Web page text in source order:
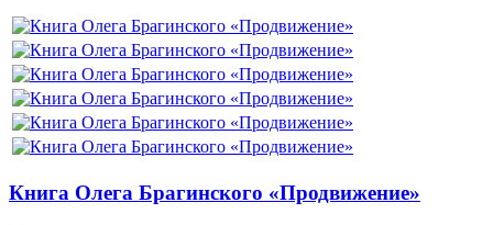
Книга Олега Брагинского «Продвижение»